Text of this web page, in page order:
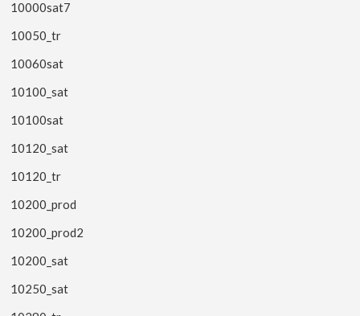
10000sat7
10050_tr
10060sat
10100_sat
10100sat
10120_sat
10120_tr
10200_prod
10200_prod2
10200_sat
10250_sat